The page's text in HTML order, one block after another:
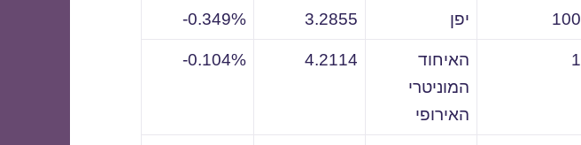
100 יפן 3.2855
0.349%-
1
האיחוד
המוניטרי
האירופי
4.2114
0.104%-